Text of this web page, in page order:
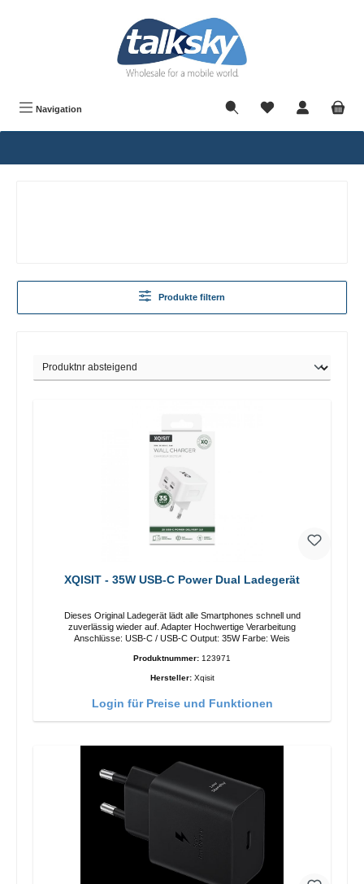
Navigation
Produkte filtern
XQISIT - 35W USB-C Power Dual Ladegerät
Dieses Original Ladegerät lädt alle Smartphones schnell und
zuverlässig wieder auf. Adapter Hochwertige Verarbeitung
Anschlüsse: USB-C / USB-C Output: 35W Farbe: Weis
Produktnummer: 123971
Hersteller: Xqisit
Login für Preise und Funktionen